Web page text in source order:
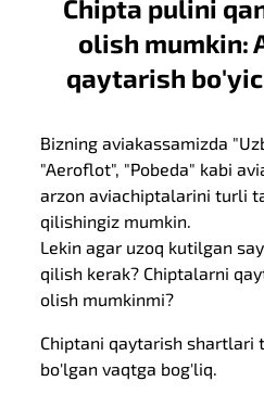
Chipta pulini
olish mumkin:
qaytarish
Bizning aviakassamizda
"Aeroflot", "Pobeda" kabi
arzon aviachiptalarini turli
qilishingiz mumkin.
Lekin agar uzoq kutilgan
qilish kerak? Chiptalarni
olish mumkinmi?
Chiptani qaytarish shartlari
bo'lgan vaqtga bog'liq.